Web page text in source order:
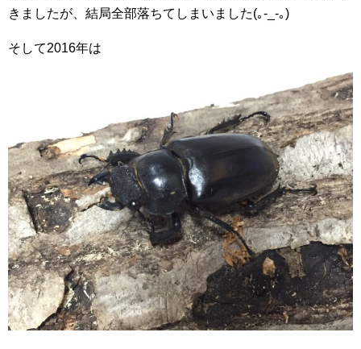
きましたが、結局全部落ちてしまいました(｡-_-｡)
そして2016年は